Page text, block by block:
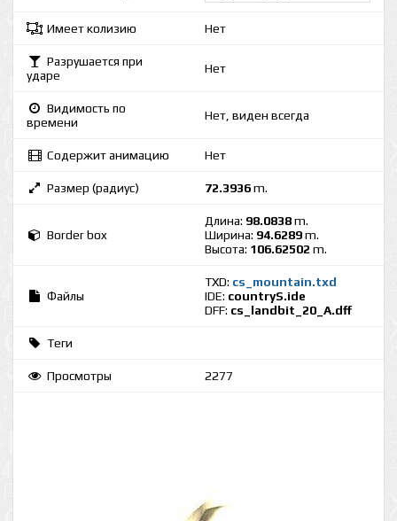
Имеет колизию Нет
Разрушается при
ударе
Нет
Видимость по
времени
Нет, виден всегда
Содержит анимацию Нет
Размер (радиус) 72.3936m.
Border box
Длина: 98.0838m.
Ширина: 94.6289m.
Высота: 106.62502 m.
Файлы
TXD: cs_mountain.txd
IDE: countryS.ide
DFF: cs_landbit_20_A.dff
Теги
Просмотры 2277